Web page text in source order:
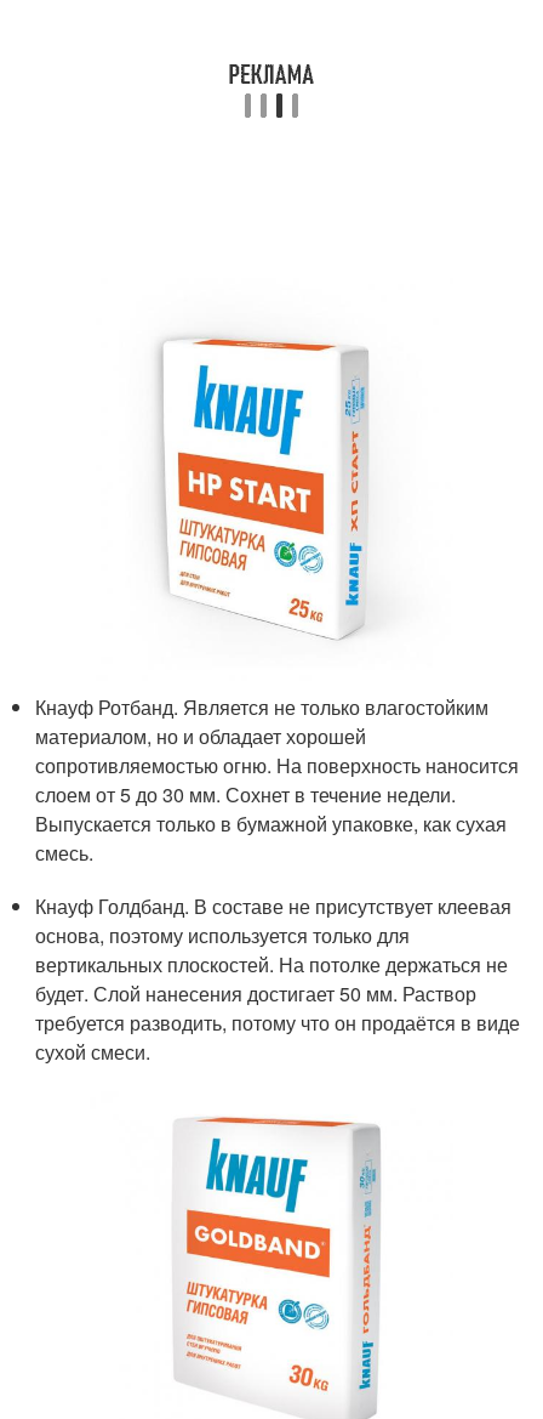
Кнауф Ротбанд. Является не только влагостойким
материалом, но и обладает хорошей
сопротивляемостью огню. На поверхность наносится
слоем от 5 до 30 мм. Сохнет в течение недели.
Выпускается только в бумажной упаковке, как сухая
смесь.
Кнауф Голдбанд. В составе не присутствует клеевая
основа, поэтому используется только для
вертикальных плоскостей. На потолке держаться не
будет. Слой нанесения достигает 50 мм. Раствор
требуется разводить, потому что он продаётся в виде
сухой смеси.